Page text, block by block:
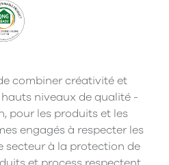
combiner créativité et
niveaux de qualité -
pour les produits et les
engagés à respecter les
secteur à la protection de